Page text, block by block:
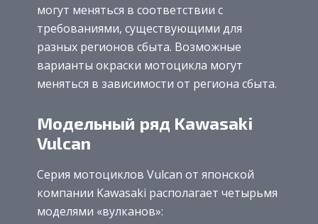
могут меняться в соответствии с
требованиями, существующими для
разных регионов сбыта. Возможные
варианты окраски мотоцикла могут
меняться в зависимости от региона сбыта.
Модельный ряд Kawasaki
Vulcan
Серия мотоциклов Vulcan от японской
компании Kawasaki располагает четырьмя
моделями «вулканов»: